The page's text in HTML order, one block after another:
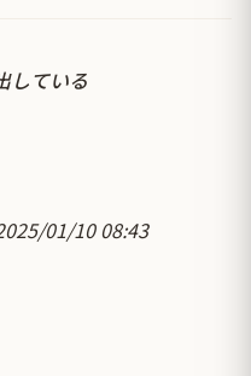
している
01/10 08:43